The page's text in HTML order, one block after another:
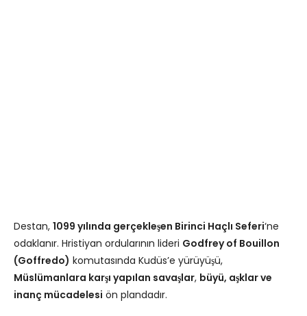
Destan, 1099 yılında gerçekleşen Birinci Haçlı Seferi‘ne
odaklanır. Hristiyan ordularının lideri Godfrey of Bouillon
(Goffredo) komutasında Kudüs’e yürüyüşü,
Müslümanlara karşı yapılan savaşlar, büyü, aşklar ve
inanç mücadelesi ön plandadır.